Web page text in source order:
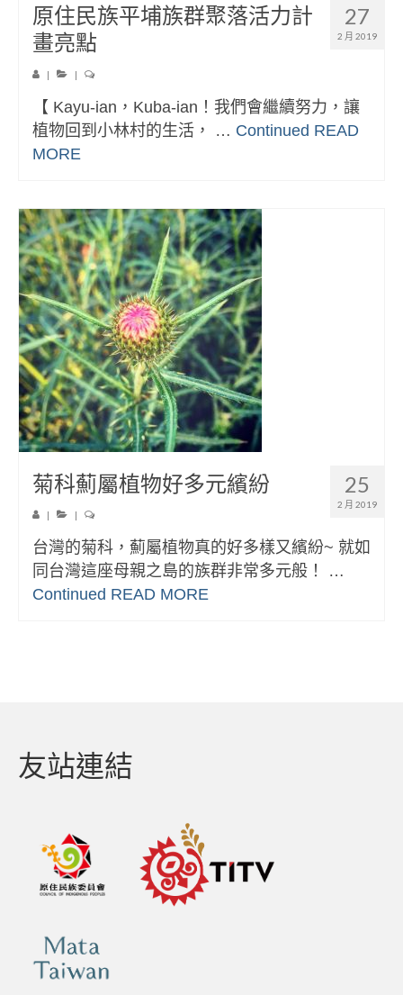
27
2 月 2019
原住民族平埔族群聚落活力計
畫亮點
| |
【 Kayu-ian，Kuba-ian！我們會繼續努力，讓
植物回到小林村的生活， … Continued READ
MORE
25
2 月 2019
菊科薊屬植物好多元繽紛
台灣的菊科，薊屬植物真的好多樣又繽紛~ 就如
同台灣這座母親之島的族群非常多元般！ …
Continued READ MORE
友站連結